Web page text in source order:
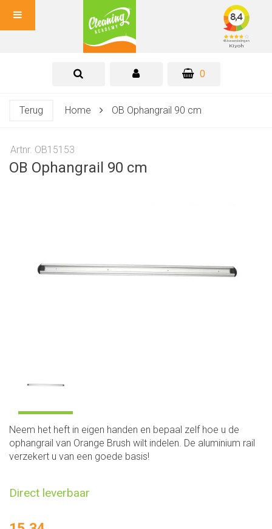
0
Terug Home OB Ophangrail 90 cm
Artnr. OB15153
OB Ophangrail 90 cm
Neem het heft in eigen handen en bepaal zelf hoe u de
ophangrail van Orange Brush wilt indelen. De aluminium rail
verzekert u van een goede basis!
Direct leverbaar